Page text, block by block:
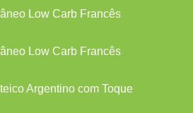
Low Carb Francês
Low Carb Francês
Argentino com Toque